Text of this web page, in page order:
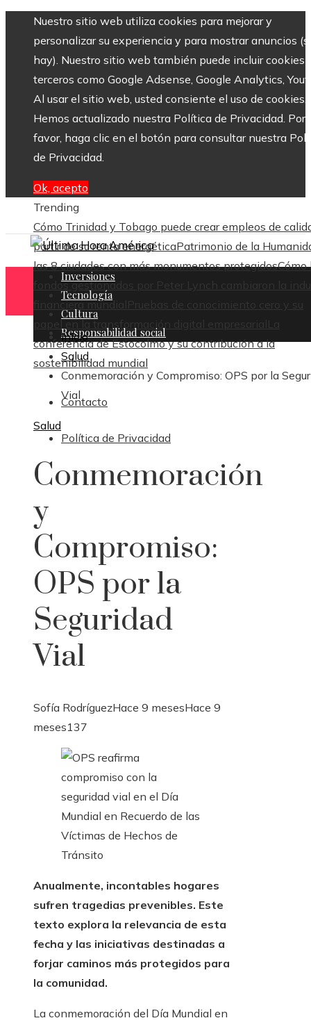
Nuestro sitio web utiliza cookies para mejorar y
personalizar su experiencia y para mostrar anuncios
hay). Nuestro sitio web también puede incluir cookies
terceros como Google Adsense, Google Analytics,
Al usar el sitio web, usted consiente el uso de cookies.
Hemos actualizado nuestra Política de Privacidad. Por
favor, haga clic en el botón para consultar nuestra
de Privacidad.
Ok, acepto
Trending
Cómo Trinidad y Tobago puede crear empleos de
partir de su renta energéticaPatrimonio de la
las 8 ciudades con más monumentos protegidosCómo
fondos gestionados por Peter Lynch cambiaron la
financiera mundial
Pruebas de conocimiento cero y su
papel en la transformación digital empresarial
La
conferencia de Estocolmo y su contribución a la
sostenibilidad mundial
Contacto
Política de Privacidad
Inversiones
Tecnología
Cultura
Responsabilidad social
Inicio
Salud
Conmemoración y Compromiso: OPS por la
Vial
Salud
Conmemoración
y
Compromiso:
OPS por la
Seguridad
Vial
Sofía RodríguezHace 9 mesesHace 9
meses137
Anualmente, incontables hogares
sufren tragedias prevenibles. Este
texto explora la relevancia de esta
fecha y las iniciativas destinadas a
forjar caminos más protegidos para
la comunidad.
La conmemoración del Día Mundial en